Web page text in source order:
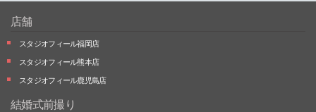
店舗
スタジオフィール福岡店
スタジオフィール熊本店
スタジオフィール鹿児島店
結婚式前撮り